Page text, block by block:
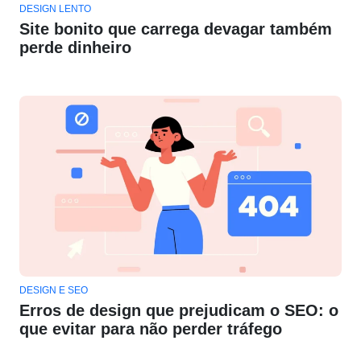
DESIGN LENTO
Site bonito que carrega devagar também
perde dinheiro
DESIGN E SEO
Erros de design que prejudicam o SEO: o
que evitar para não perder tráfego